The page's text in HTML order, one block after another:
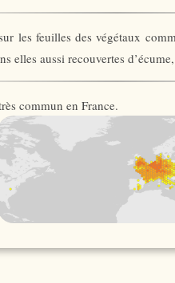
les feuilles des végétaux
elles aussi recouvertes
commun en France.